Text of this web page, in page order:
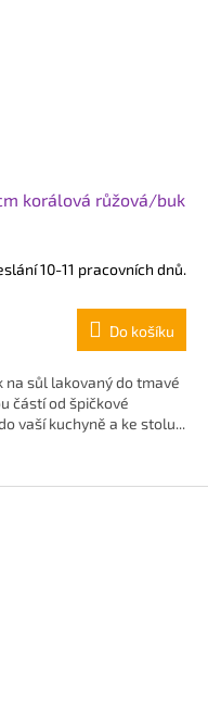
korálová růžová/buk
10-11 pracovních dnů.
Do košíku
na sůl lakovaný do tmavé
částí od špičkové
vaší kuchyně a ke stolu...